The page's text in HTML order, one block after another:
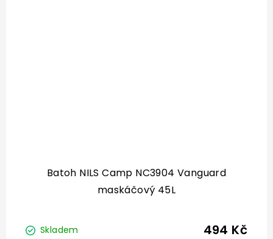
Batoh NILS Camp NC3904 Vanguard
maskáčový 45L
Skladem 494 Kč